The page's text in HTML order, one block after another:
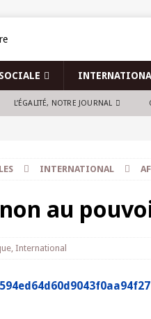
L’ÉGALITÉ, NOTRE JOURNAL
INTERNATIONAL
au
, International